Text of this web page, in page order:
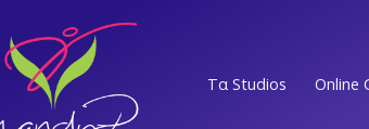
Τα Studios Online